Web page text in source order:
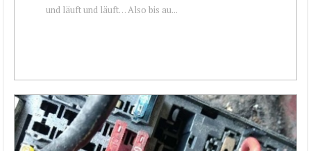
und läuft und läuft… Also bis au...